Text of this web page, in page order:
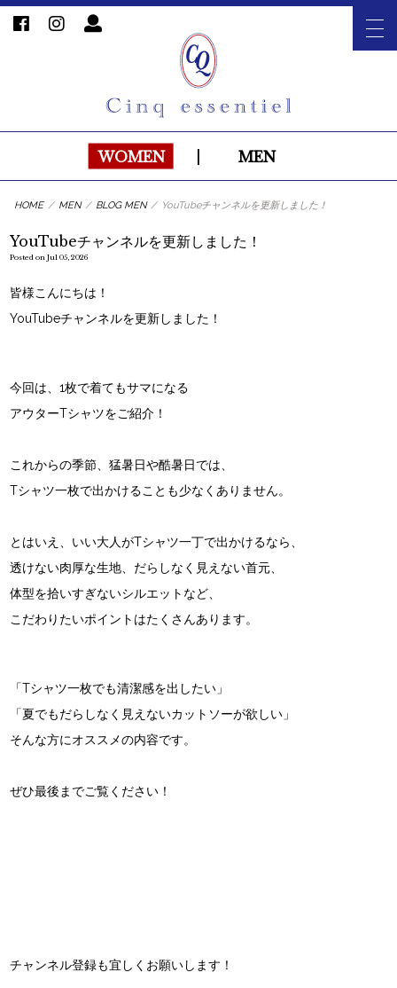
WOMEN MEN
HOME / MEN / BLOG MEN / YouTubeチャンネルを更新しました！
YouTubeチャンネルを更新しました！
Posted on Jul 05, 2026
皆様こんにちは！
YouTubeチャンネルを更新しました！
今回は、1枚で着てもサマになる
アウターTシャツをご紹介！
これからの季節、猛暑日や酷暑日では、
Tシャツ一枚で出かけることも少なくありません。
とはいえ、いい大人がTシャツ一丁で出かけるなら、
透けない肉厚な生地、だらしなく見えない首元、
体型を拾いすぎないシルエットなど、
こだわりたいポイントはたくさんあります。
「Tシャツ一枚でも清潔感を出したい」
「夏でもだらしなく見えないカットソーが欲しい」
そんな方にオススメの内容です。
ぜひ最後までご覧ください！
チャンネル登録も宜しくお願いします！